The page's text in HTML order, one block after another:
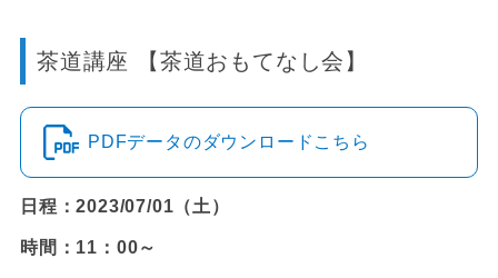
茶道講座 【茶道おもてなし会】
PDFデータのダウンロードこちら
日程：2023/07/01（土）
時間：11：00～